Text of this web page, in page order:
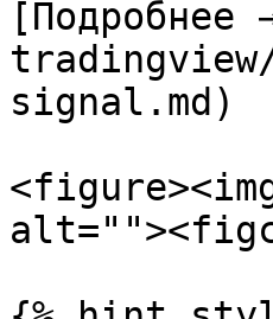
signal.md)